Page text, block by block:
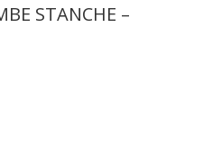
STANCHE –